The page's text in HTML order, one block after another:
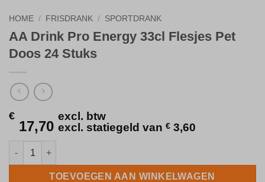
HOME / FRISDRANK / SPORTDRANK
AA Drink Pro Energy 33cl Flesjes Pet
Doos 24 Stuks
€
17,70
excl. btw
excl. statiegeld van € 3,60
AA Drink Pro Energy 33cl Flesjes Pet Doos 24 Stuks aantal
TOEVOEGEN AAN WINKELWAGEN